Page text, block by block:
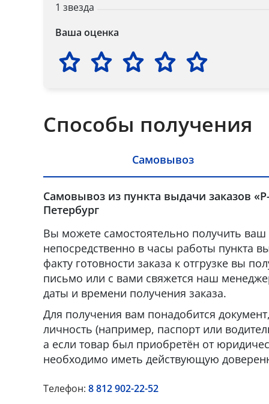
1 звезда
Ваша оценка
Способы получения
Самовывоз
Самовывоз из пункта выдачи заказов
Петербург
Вы можете самостоятельно получить ваш
непосредственно в часы работы пункта
факту готовности заказа к отгрузке вы
письмо или с вами свяжется наш
даты и времени получения заказа.
Для получения вам понадобится
личность (например, паспорт или
а если товар был приобретён от
необходимо иметь действующую
Телефон: 8 812 902-22-52